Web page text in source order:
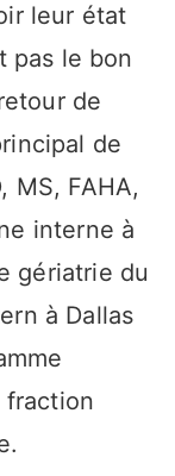
leur état
pas le bon
de
de
MS, FAHA,
interne à
gériatrie du
à Dallas
fraction